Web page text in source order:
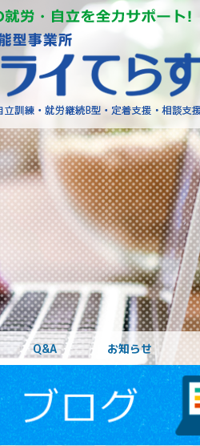
Q&A お知らせ